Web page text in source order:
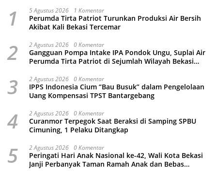
1 5 Agustus 2026 1 Komentar
Perumda Tirta Patriot Turunkan Produksi Air Bersih
Akibat Kali Bekasi Tercemar
2 2 Agustus 2026 0 Komentar
Gangguan Pompa Intake IPA Pondok Ungu, Suplai Air
Perumda Tirta Patriot di Sejumlah Wilayah Bekasi
3 2 Agustus 2026 0 Komentar
IPPS Indonesia Cium “Bau Busuk” dalam Pengelolaan
Uang Kompensasi TPST Bantargebang
4 2 Agustus 2026 0 Komentar
Curanmor Terpegok Saat Beraksi di Samping SPBU
Cimuning, 1 Pelaku Ditangkap
5 2 Agustus 2026 0 Komentar
Peringati Hari Anak Nasional ke-42, Wali Kota Bekasi
Janji Perbanyak Taman Ramah Anak dan Bebas